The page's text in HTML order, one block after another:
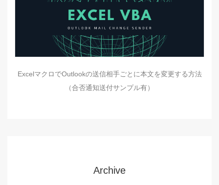
ExcelマクロでOutlookの送信相手ごとに本文を変更する方法
（合否通知送付サンプル有）
Archive